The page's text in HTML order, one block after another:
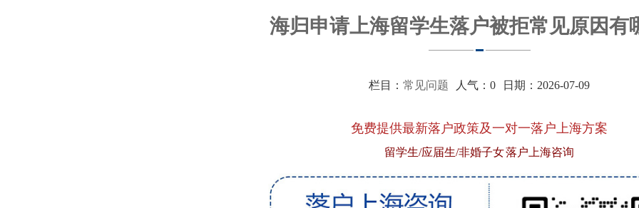
海归申请上海留学生落户被拒常见原因有
栏目： 常见问题 人气： 0 日期：2026-07-09
免费提供最新落户政策及一对一落户上海方案
留学生/应届生/非婚子女 落户上海咨询